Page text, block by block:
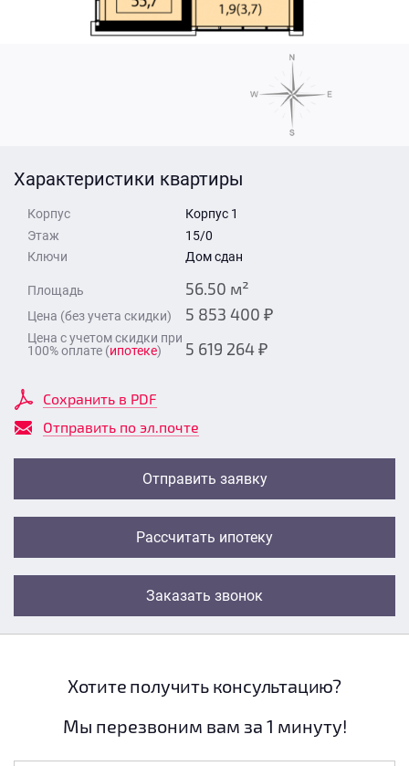
Характеристики квартиры
Корпус
Корпус 1
Этаж
15/0
Ключи
Дом сдан
Площадь 56.50 м²
Цена (без учета скидки) 5 853 400 ₽
Цена с учетом скидки при
100% оплате (ипотеке) 5 619 264 ₽
Сохранить в PDF
Отправить по эл.почте
Отправить заявку
Рассчитать ипотеку
Заказать звонок
Стоимость квартиры
Время для звонка
Отправить
Время для звонка
Отправить
Хотите получить консультацию?
Мы перезвоним вам за 1 минуту!